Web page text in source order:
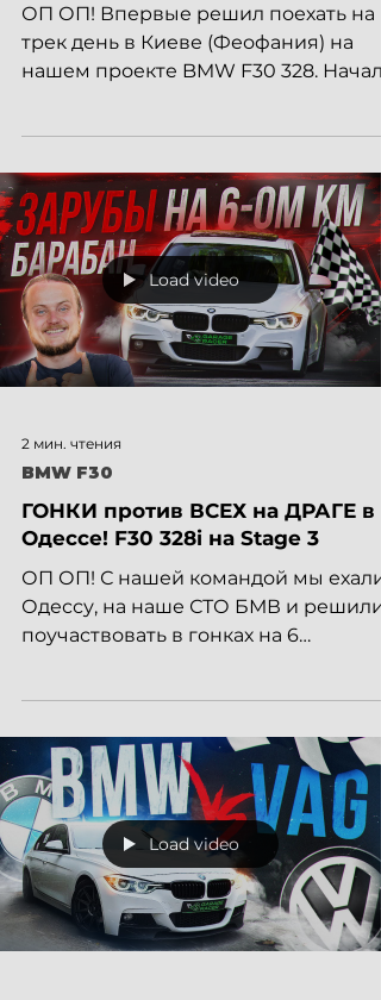
Разрыв BMW F30 на треке!
с трассы, сломали коробку :(
ОП ОП! Впервые решил поехать на
нашем проекте BMW F30 328. Начало
Load video
2 мин. чтения
BMW F30
ГОНКИ против ВСЕХ на ДРАГЕ в
Одессе! F30 328i на Stage 3
ОП ОП! С нашей командой мы ехали
поучаствовать в гонках на 6
BMW...
Load video